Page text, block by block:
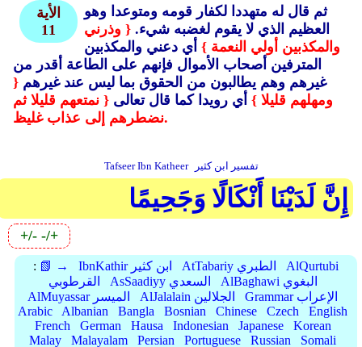
الأية
11
ثم قال له متهددا لكفار قومه ومتوعدا وهو
العظيم الذي لا يقوم لغضبه شيء. { وذرني
والمكذبين أولي النعمة } أي دعني والمكذبين
المترفين أصحاب الأموال فإنهم على الطاعة أقدر من
غيرهم وهم يطالبون من الحقوق بما ليس عند غيرهم {
ومهلهم قليلا } أي رويدا كما قال تعالى { نمتعهم قليلا ثم
نضطرهم إلى عذاب غليظ.
Tafseer Ibn Katheer تفسير ابن كثير
إِنَّ لَدَيْنَا أَنْكَالًا وَجَحِيمًا
+/- -/+
: 📗 → IbnKathir ابن كثير AtTabariy الطبري
AlQurtubi
القرطوبي
AsSaadiyy السعدي
AlBaghawi البغوي
AlMuyassar الميسر
AlJalalain الجلالين
Grammar الإعراب
Arabic
Albanian Bangla Bosnian Chinese Czech
English
French
German Hausa Indonesian Japanese
Korean
Malay
Malayalam Persian Portuguese Russian
Somali